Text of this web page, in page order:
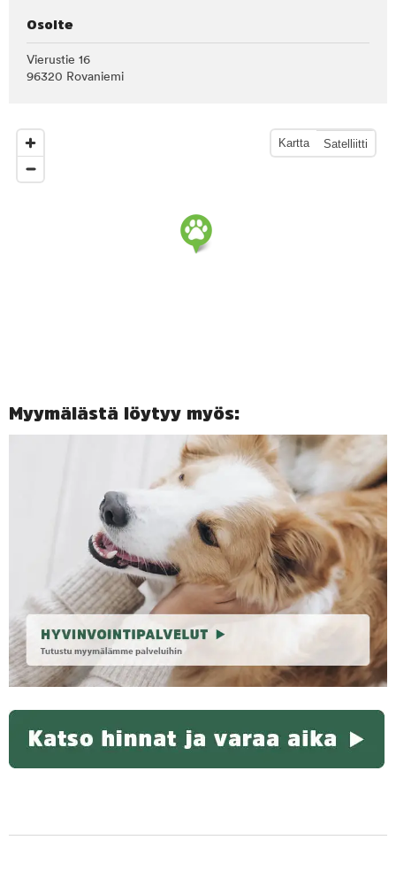
Myymälästä löytyy myös:
Osoite
Vierustie 16
96320 Rovaniemi
Kartta Satelliitti